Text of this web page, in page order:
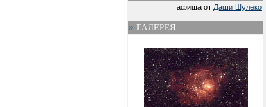
афиша от Даши Шулеко:
ГАЛЕРЕЯ